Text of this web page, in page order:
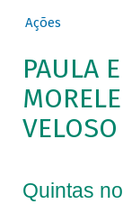
Ações
PAULA
Quintas